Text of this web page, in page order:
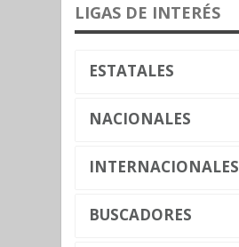
LIGAS DE INTERÉS
ESTATALES
NACIONALES
INTERNACIONALES
BUSCADORES